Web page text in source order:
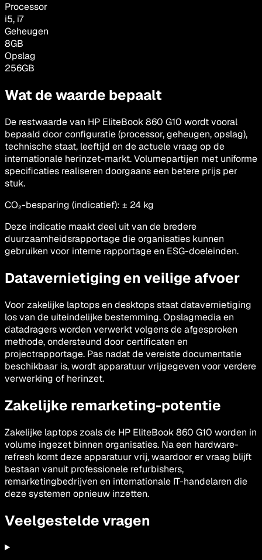
Processor
i5, i7
Geheugen
8GB
Opslag
256GB
Wat de waarde bepaalt
De restwaarde van HP EliteBook 860 G10 wordt vooral
bepaald door configuratie (processor, geheugen, opslag),
technische staat, leeftijd en de actuele vraag op de
internationale herinzet-markt. Volumepartijen met uniforme
specificaties realiseren doorgaans een betere prijs per
stuk.
CO₂-besparing (indicatief): ± 24 kg
Deze indicatie maakt deel uit van de bredere
duurzaamheidsrapportage die organisaties kunnen
gebruiken voor interne rapportage en ESG-doeleinden.
Datavernietiging en veilige afvoer
Voor zakelijke laptops en desktops staat datavernietiging
los van de uiteindelijke bestemming. Opslagmedia en
datadragers worden verwerkt volgens de afgesproken
methode, ondersteund door certificaten en
projectrapportage. Pas nadat de vereiste documentatie
beschikbaar is, wordt apparatuur vrijgegeven voor verdere
verwerking of herinzet.
Zakelijke remarketing-potentie
Zakelijke laptops zoals de HP EliteBook 860 G10 worden in
volume ingezet binnen organisaties. Na een hardware-
refresh komt deze apparatuur vrij, waardoor er vraag blijft
bestaan vanuit professionele refurbishers,
remarketingbedrijven en internationale IT-handelaren die
deze systemen opnieuw inzetten.
Veelgestelde vragen